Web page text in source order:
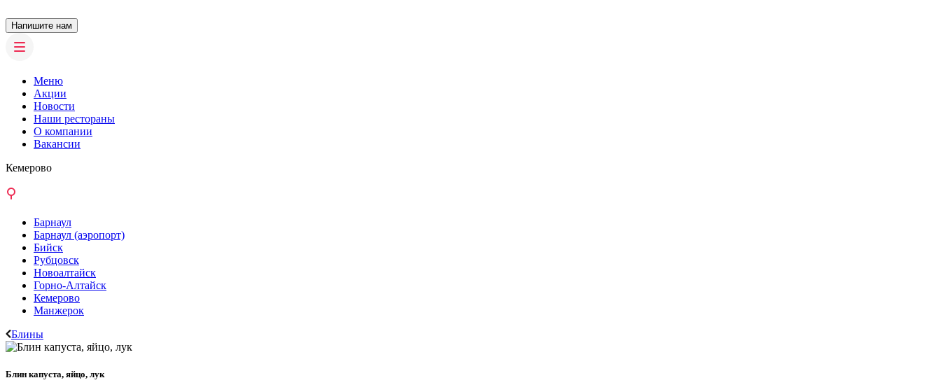
Напишите нам
Меню
Акции
Новости
Наши рестораны
О компании
Вакансии
Кемерово
Барнаул
Барнаул (аэропорт)
Бийск
Рубцовск
Новоалтайск
Горно-Алтайск
Кемерово
Манжерок
Блины
Блин капуста, яйцо, лук